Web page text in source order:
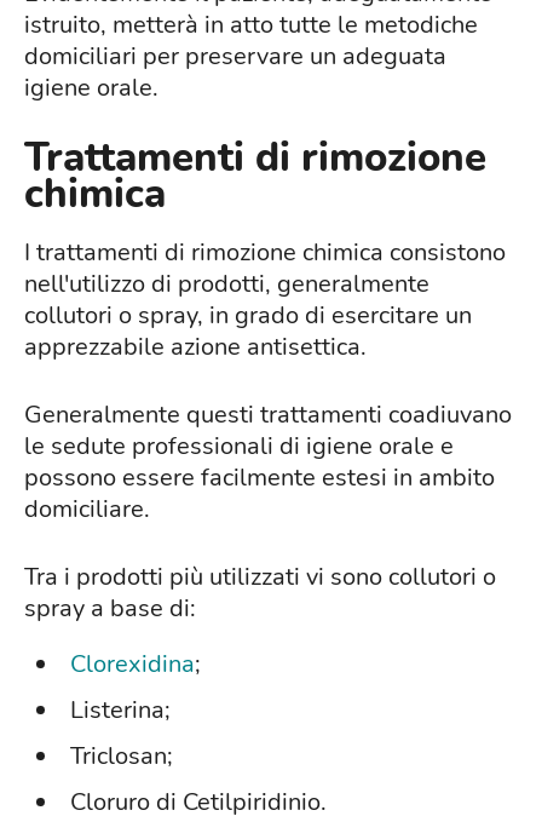
istruito, metterà in atto tutte le metodiche
domiciliari per preservare un adeguata
igiene orale.
Trattamenti di rimozione
chimica
I trattamenti di rimozione chimica consistono
nell'utilizzo di prodotti, generalmente
collutori o spray, in grado di esercitare un
apprezzabile azione antisettica.
Generalmente questi trattamenti coadiuvano
le sedute professionali di igiene orale e
possono essere facilmente estesi in ambito
domiciliare.
Tra i prodotti più utilizzati vi sono collutori o
spray a base di:
Clorexidina;
Listerina;
Triclosan;
Cloruro di Cetilpiridinio.